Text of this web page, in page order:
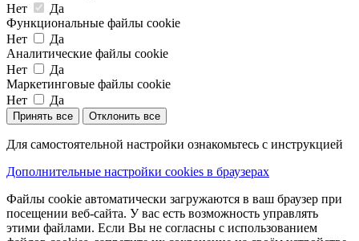
Нет
Да
Функциональные файлы cookie
Нет
Да
Аналитические файлы cookie
Нет
Да
Маркетинговые файлы cookie
Нет
Да
Принять все Отклонить все
Для самостоятельной настройки ознакомьтесь с инструкцией
Дополнительные настройки cookies в браузерах
Файлы cookie автоматически загружаются в ваш браузер при
посещении веб-сайта. У вас есть возможность управлять
этими файлами. Если Вы не согласны с использованием